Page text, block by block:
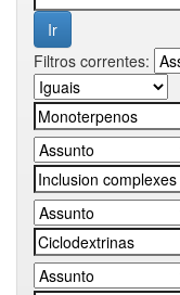
Filtros correntes: